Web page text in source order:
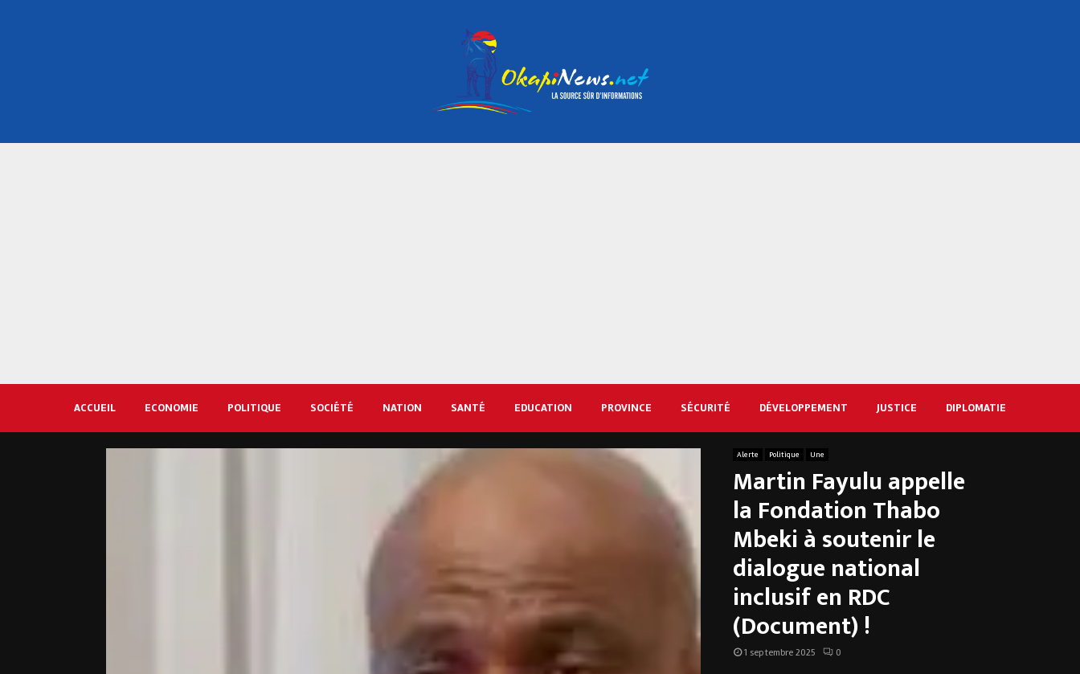
ACCUEIL ECONOMIE POLITIQUE SOCIÉTÉ NATION SANTÉ EDUCATION PROVINCE SÉCURITÉ DÉVELOPPEMENT JUSTICE DIPLOMATIE
Alerte Politique Une
Martin Fayulu appelle
la Fondation Thabo
Mbeki à soutenir le
dialogue national
inclusif en RDC
(Document) !
1 septembre 2025 0